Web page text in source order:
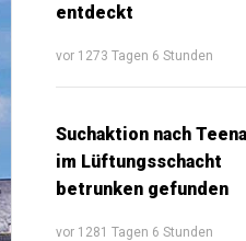
entdeckt
vor 1273 Tagen 6 Stunden
Suchaktion nach
im Lüftungsschacht
betrunken gefunden
vor 1281 Tagen 6 Stunden